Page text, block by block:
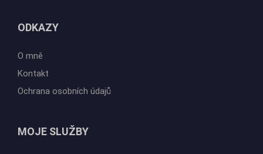
ODKAZY
O mně
Kontakt
Ochrana osobních údajů
MOJE SLUŽBY